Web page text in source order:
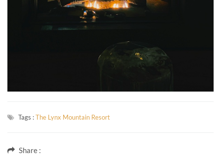
Tags :The Lynx Mountain Resort
Share :